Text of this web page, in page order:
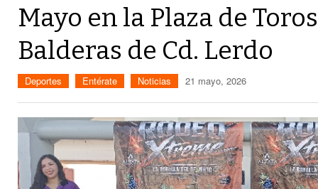
Mayo en la Plaza de
Balderas de Cd. Lerdo
Deportes Entérate Noticias 21 mayo, 2026